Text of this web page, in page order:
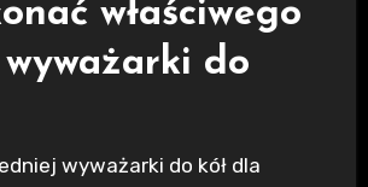
właściwego
do
wyważarki do kół dla